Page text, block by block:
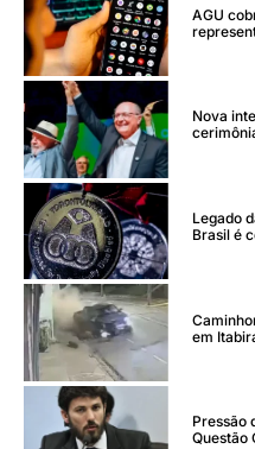
AGU
Nova
Legado
Brasil é
em
Pressão
Questão